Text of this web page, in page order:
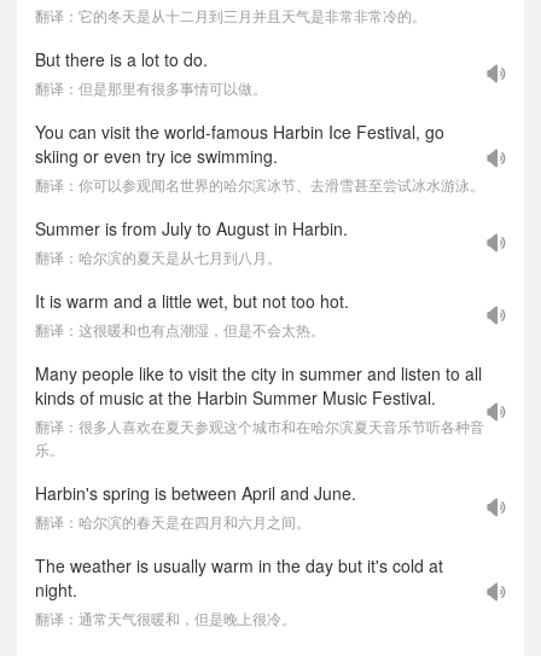
翻译：它的冬天是从十二月到三月并且天气是非常非常冷的。
But there is a lot to do.
翻译：但是那里有很多事情可以做。
You can visit the world-famous Harbin Ice Festival, go
skiing or even try ice swimming.
翻译：你可以参观闻名世界的哈尔滨冰节、去滑雪甚至尝试冰水游泳。
Summer is from July to August in Harbin.
翻译：哈尔滨的夏天是从七月到八月。
It is warm and a little wet, but not too hot.
翻译：这很暖和也有点潮湿，但是不会太热。
Many people like to visit the city in summer and listen to all
kinds of music at the Harbin Summer Music Festival.
翻译：很多人喜欢在夏天参观这个城市和在哈尔滨夏天音乐节听各种音
乐。
Harbin's spring is between April and June.
翻译：哈尔滨的春天是在四月和六月之间。
The weather is usually warm in the day but it's cold at
night.
翻译：通常天气很暖和，但是晚上很冷。